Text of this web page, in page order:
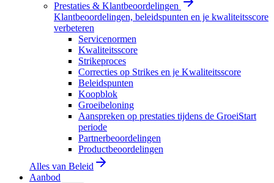
Prestaties & Klantbeoordelingen
Klantbeoordelingen, beleidspunten en je kwaliteitsscore
verbeteren
Servicenormen
Kwaliteitsscore
Strikeproces
Correcties op Strikes en je Kwaliteitsscore
Beleidspunten
Koopblok
Groeibeloning
Aanspreken op prestaties tijdens de GroeiStart
periode
Partnerbeoordelingen
Productbeoordelingen
Alles van Beleid
Aanbod